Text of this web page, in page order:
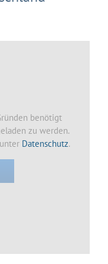
benötigt
zu werden.
Datenschutz.